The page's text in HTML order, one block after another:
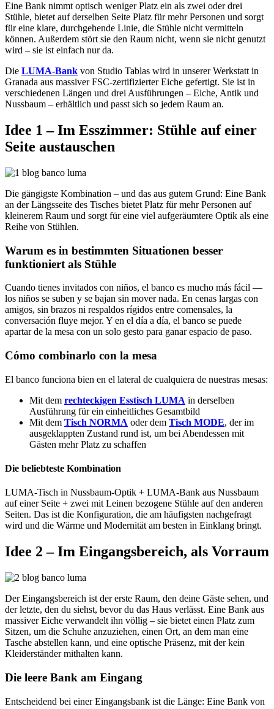
Eine Bank nimmt optisch weniger Platz ein als zwei oder drei
Stühle, bietet auf derselben Seite Platz für mehr Personen und sorgt
für eine klare, durchgehende Linie, die Stühle nicht vermitteln
können. Außerdem stört sie den Raum nicht, wenn sie nicht genutzt
wird – sie ist einfach nur da.
Die LUMA-Bank von Studio Tablas wird in unserer Werkstatt in
Granada aus massiver FSC-zertifizierter Eiche gefertigt. Sie ist in
verschiedenen Längen und drei Ausführungen – Eiche, Antik und
Nussbaum – erhältlich und passt sich so jedem Raum an.
Idee 1 – Im Esszimmer: Stühle auf einer
Seite austauschen
Die gängigste Kombination – und das aus gutem Grund: Eine Bank
an der Längsseite des Tisches bietet Platz für mehr Personen auf
kleinerem Raum und sorgt für eine viel aufgeräumtere Optik als eine
Reihe von Stühlen.
Warum es in bestimmten Situationen besser
funktioniert als Stühle
Cuando tienes invitados con niños, el banco es mucho más fácil —
los niños se suben y se bajan sin mover nada. En cenas largas con
amigos, sin brazos ni respaldos rígidos entre comensales, la
conversación fluye mejor. Y en el día a día, el banco se puede
apartar de la mesa con un solo gesto para ganar espacio de paso.
Cómo combinarlo con la mesa
El banco funciona bien en el lateral de cualquiera de nuestras mesas:
Mit dem rechteckigen Esstisch LUMA in derselben
Ausführung für ein einheitliches Gesamtbild
Mit dem Tisch NORMA oder dem Tisch MODE, der im
ausgeklappten Zustand rund ist, um bei Abendessen mit
Gästen mehr Platz zu schaffen
Die beliebteste Kombination
LUMA-Tisch in Nussbaum-Optik + LUMA-Bank aus Nussbaum
auf einer Seite + zwei mit Leinen bezogene Stühle auf den anderen
Seiten. Das ist die Konfiguration, die am häufigsten nachgefragt
wird und die Wärme und Modernität am besten in Einklang bringt.
Idee 2 – Im Eingangsbereich, als Vorraum
Der Eingangsbereich ist der erste Raum, den deine Gäste sehen, und
der letzte, den du siehst, bevor du das Haus verlässt. Eine Bank aus
massiver Eiche verwandelt ihn völlig – sie bietet einen Platz zum
Sitzen, um die Schuhe anzuziehen, einen Ort, an dem man eine
Tasche abstellen kann, und eine optische Präsenz, mit der kein
Kleiderständer mithalten kann.
Die leere Bank am Eingang
Entscheidend bei einer Eingangsbank ist die Länge: Eine Bank von